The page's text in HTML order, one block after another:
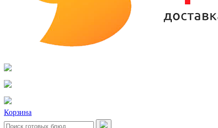
Корзина